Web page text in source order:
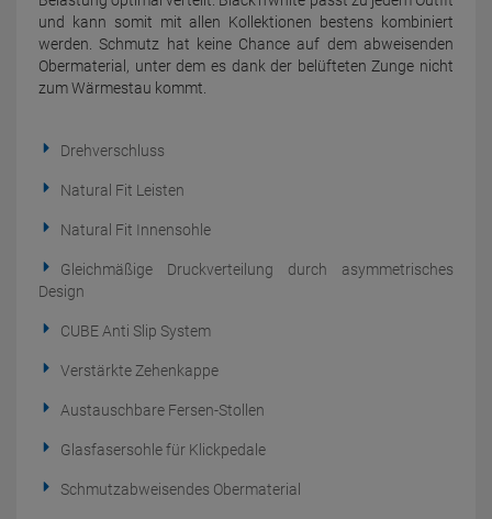
und kann somit mit allen Kollektionen bestens kombiniert
werden. Schmutz hat keine Chance auf dem abweisenden
Obermaterial, unter dem es dank der belüfteten Zunge nicht
zum Wärmestau kommt.
Drehverschluss
Natural Fit Leisten
Natural Fit Innensohle
Gleichmäßige Druckverteilung durch asymmetrisches
Design
CUBE Anti Slip System
Verstärkte Zehenkappe
Austauschbare Fersen-Stollen
Glasfasersohle für Klickpedale
Schmutzabweisendes Obermaterial